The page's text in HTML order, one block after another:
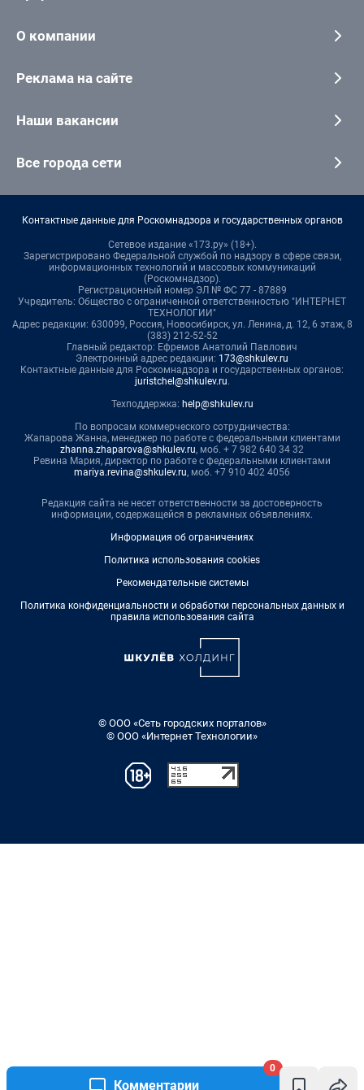
Комментарии
0
О компании
Реклама на сайте
Наши вакансии
Все города сети
Контактные данные для Роскомнадзора и государственных органов
Сетевое издание «173.ру» (18+).
Зарегистрировано Федеральной службой по надзору в сфере связи,
информационных технологий и массовых коммуникаций
(Роскомнадзор).
Регистрационный номер ЭЛ № ФС 77 - 87889
Учредитель: Общество с ограниченной ответственностью "ИНТЕРНЕТ
ТЕХНОЛОГИИ"
Адрес редакции: 630099, Россия, Новосибирск, ул. Ленина, д. 12, 6 этаж, 8
(383) 212-52-52
Главный редактор: Ефремов Анатолий Павлович
Электронный адрес редакции: 173@shkulev.ru
Контактные данные для Роскомнадзора и государственных органов:
juristchel@shkulev.ru.
Техподдержка: help@shkulev.ru
По вопросам коммерческого сотрудничества:
Жапарова Жанна, менеджер по работе с федеральными клиентами
zhanna.zhaparova@shkulev.ru, моб. + 7 982 640 34 32
Ревина Мария, директор по работе с федеральными клиентами
mariya.revina@shkulev.ru, моб. +7 910 402 4056
Редакция сайта не несет ответственности за достоверность
информации, содержащейся в рекламных объявлениях.
Информация об ограничениях
Политика использования cookies
Рекомендательные системы
Политика конфиденциальности и обработки персональных данных и
правила использования сайта
© ООО «Сеть городских порталов»
© ООО «Интернет Технологии»